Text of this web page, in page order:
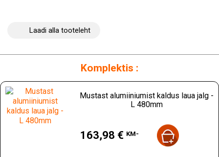
Laadi alla tooteleht
Komplektis :
Mustast alumiiniumist kaldus laua jalg -
L 480mm
163,98 € KM-